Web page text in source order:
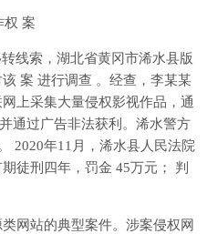
权 案
线索，湖北省黄冈市浠水县版
案 进行调查 。经查，李某某
上采集大量侵权影视作品，通
通过广告非法获利。浠水警方
2020年11月，浠水县人民法院
徒刑四年，罚金 45万元； 判
网站的典型案件。涉案侵权网